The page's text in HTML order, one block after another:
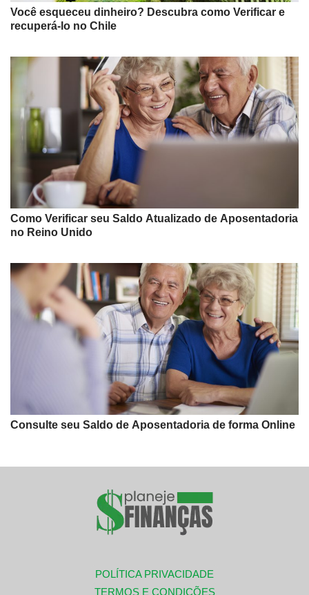
Você esqueceu dinheiro? Descubra como Verificar e
recuperá-lo no Chile
Como Verificar seu Saldo Atualizado de Aposentadoria
no Reino Unido
Consulte seu Saldo de Aposentadoria de forma Online
POLÍTICA PRIVACIDADE
TERMOS E CONDIÇÕES